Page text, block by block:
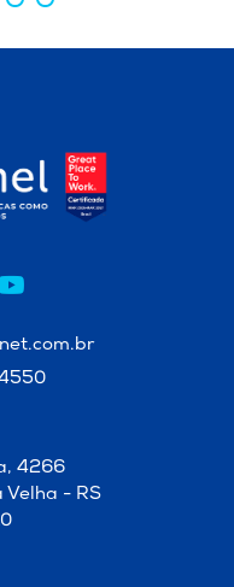
4266
Velha - RS